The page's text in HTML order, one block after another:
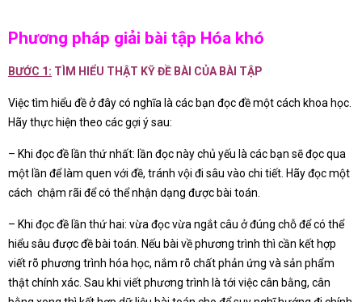
Phương pháp giải bài tập Hóa khó
BƯỚC 1: TÌM HIỂU THẬT KỸ ĐỀ BÀI CỦA BÀI TẬP
Việc tìm hiểu đề ở đây có nghĩa là các bạn đọc đề một cách khoa học.
Hãy thực hiện theo các gợi ý sau:
– Khi đọc đề lần thứ nhất: lần đọc này chủ yếu là các bạn sẽ đọc qua
một lần để làm quen với đề, tránh vội đi sâu vào chi tiết. Hãy đọc một
cách chậm rãi để có thể nhận dạng được bài toán.
– Khi đọc đề lần thứ hai: vừa đọc vừa ngắt câu ở đúng chỗ để có thể
hiểu sâu được đề bài toán. Nếu bài về phương trình thì cần kết hợp
viết rõ phương trình hóa học, nắm rõ chất phản ứng và sản phẩm
thật chính xác. Sau khi viết phương trình là tới việc cân bằng, cân